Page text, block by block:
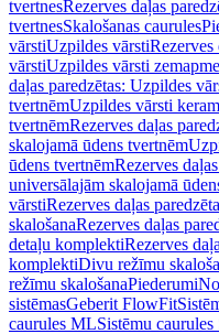
tvertnesRezerves daļas
tvertnesSkalošanas caurules
vārstiUzpildes vārstiRezerves
vārstiUzpildes vārsti
daļas paredzētas: Uzpildes
tvertnēmUzpildes vārsti
tvertnēmRezerves daļas
skalojamā ūdens tvertnēm
ūdens tvertnēmRezerves
universālajām skalojamā
vārstiRezerves daļas
skalošanaRezerves daļas
detaļu komplektiRezerves
komplektiDivu režīmu
režīmu skalošanaPiederumi
sistēmasGeberit FlowFit
caurules MLSistēmu caurules